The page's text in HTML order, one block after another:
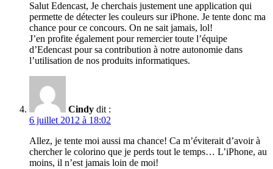
Salut Edencast, Je cherchais justement une application qui
permette de détecter les couleurs sur iPhone. Je tente donc ma
chance pour ce concours. On ne sait jamais, lol!
J’en profite également pour remercier toute l’équipe
d’Edencast pour sa contribution à notre autonomie dans
l’utilisation de nos produits informatiques.
Cindy dit :
6 juillet 2012 à 18:02
Allez, je tente moi aussi ma chance! Ca m’éviterait d’avoir à
chercher le colorino que je perds tout le temps… L’iPhone, au
moins, il n’est jamais loin de moi!